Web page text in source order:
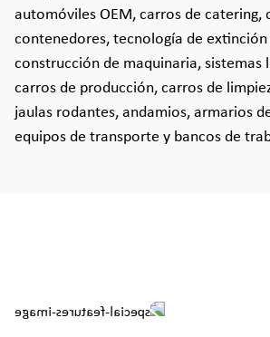
automóviles OEM, carros de catering,
contenedores, tecnología de extinción
construcción de maquinaria, sistemas
carros de producción, carros de
jaulas rodantes, andamios, armarios
equipos de transporte y bancos de